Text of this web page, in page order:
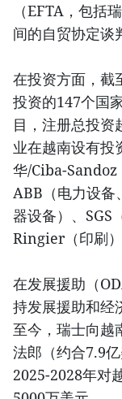
（EFTA，包括
间的自贸协定谈
在投资方面，截
投资的147个国
目，注册总投资
业在越南设有投
华/Ciba-Sandoz
ABB（电力设备
器设备）、SGS
Ringier（印刷
在发展援助（
持发展援助和经
至今，瑞士向越
法郎（约合7.9
2025-2028年对